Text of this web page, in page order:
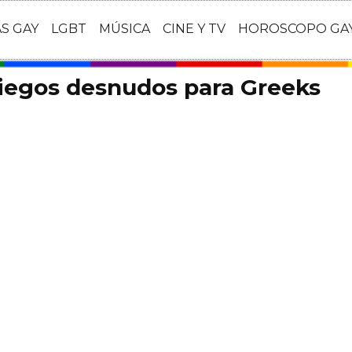
GAY LGBT MÚSICA CINE Y TV HOROSCOPO
desnudos para Greeks